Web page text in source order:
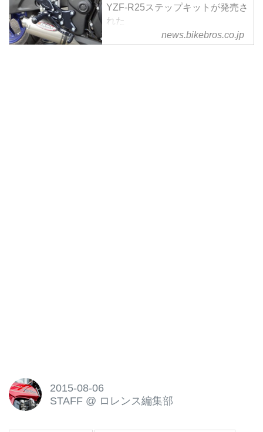
YZF-R25ステップキットが発売さ
れた
news.bikebros.co.jp
2015-08-06
STAFF @ ロレンス編集部